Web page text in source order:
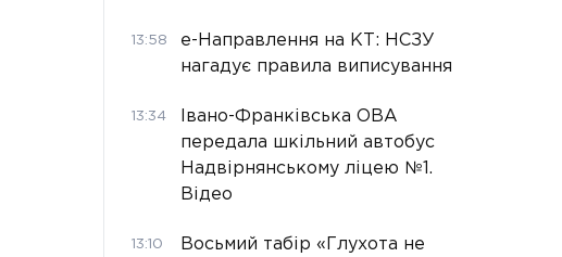
13:58
е-Направлення на КТ: НСЗУ
нагадує правила виписування
13:34
Івано-Франківська ОВА
передала шкільний автобус
Надвірнянському ліцею №1.
Відео
13:10
Восьмий табір «Глухота не